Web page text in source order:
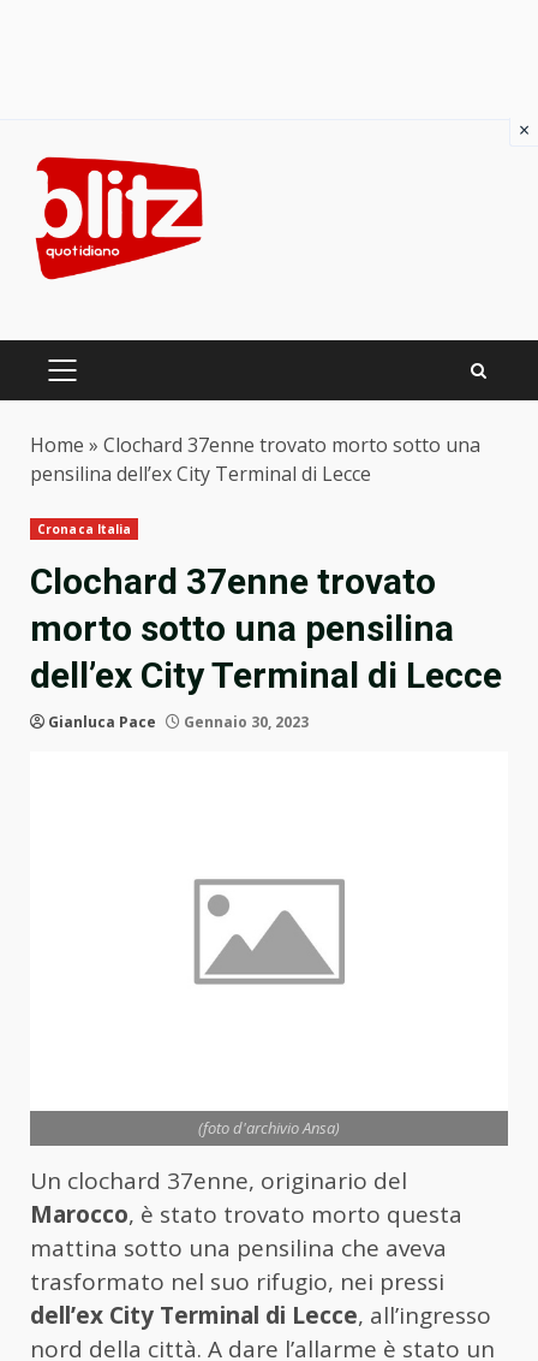
content
PRIMARY
Home » Clochard 37enne trovato morto sotto una
pensilina dell’ex City Terminal di Lecce
Cronaca Italia
Clochard 37enne trovato
morto sotto una pensilina
dell’ex City Terminal di Lecce
Gianluca Pace Gennaio 30, 2023
(foto d'archivio Ansa)
Un clochard 37enne, originario del
Marocco, è stato trovato morto questa
mattina sotto una pensilina che aveva
trasformato nel suo rifugio, nei pressi
dell’ex City Terminal di Lecce, all’ingresso
nord della città. A dare l’allarme è stato un
×